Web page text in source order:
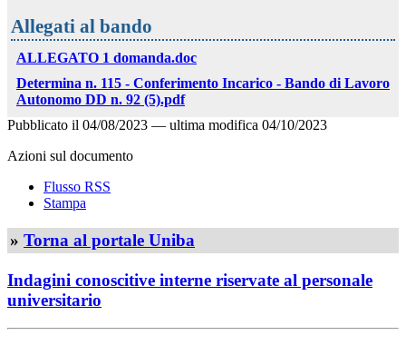
Allegati al bando
ALLEGATO 1 domanda.doc
Determina n. 115 - Conferimento Incarico - Bando di Lavoro
Autonomo DD n. 92 (5).pdf
Pubblicato il 04/08/2023 — ultima modifica 04/10/2023
Azioni sul documento
Flusso RSS
Stampa
» Torna al portale Uniba
Indagini conoscitive interne riservate al personale
universitario